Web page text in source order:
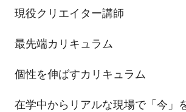
現役クリエイター講師
最先端カリキュラム
個性を伸ばすカリキュラム
在学中からリアルな現場で「今」